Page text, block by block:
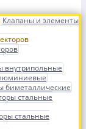
Клапаны и элементы
внутрипольные
биметаллические
стальные
стальные